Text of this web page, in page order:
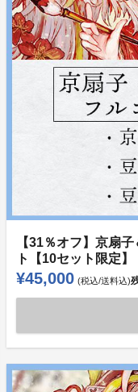
【31％オフ】京扇
ト【10セット限定】
¥45,000 (税込/送料込)